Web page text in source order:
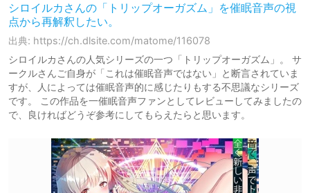
シロイルカさんの「トリップオーガズム」を催眠音声の視
点から再解釈したい。
出典: https://ch.dlsite.com/matome/116078
シロイルカさんの人気シリーズの一つ「トリップオーガズム」。 サ
ークルさんご自身が「これは催眠音声ではない」と断言されていま
すが、人によっては催眠音声的に感じたりもする不思議なシリーズ
です。 この作品を一催眠音声ファンとしてレビューしてみましたの
で、良ければどうぞ参考にしてもらえたらと思います。